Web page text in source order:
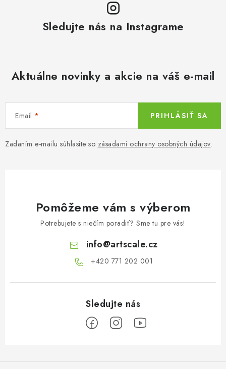
Sledujte nás na Instagrame
Aktuálne novinky a akcie na váš e-mail
Email
Zadaním e-mailu súhlasíte so zásadami ochrany osobných údajov.
PRIHLÁSIŤ SA
Pomôžeme vám s výberom
Potrebujete s niečím poradiť? Sme tu pre vás!
info@artscale.cz
+420 771 202 001​